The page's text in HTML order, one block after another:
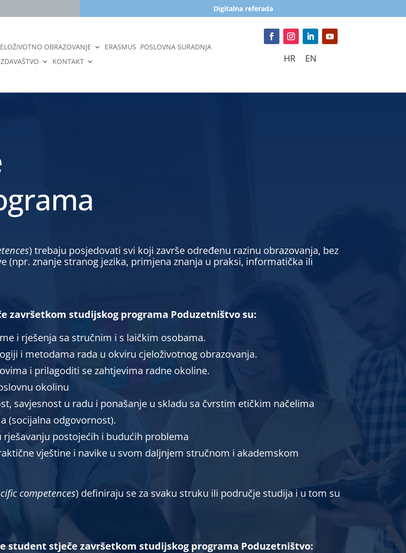
Digitalna referada
OBRAZOVANJE ERASMUS POSLOVNA SURADNJA
KONTAKT HR EN
) trebaju posjedovati svi koji završe određenu razinu obrazovanja, bez
(npr. znanje stranog jezika, primjena znanja u praksi, informatička ili
završetkom studijskog programa Poduzetništvo su:
i rješenja sa stručnim i s laičkim osobama.
i metodama rada u okviru cjeloživotnog obrazovanja.
i prilagoditi se zahtjevima radne okoline.
okolinu
savjesnost u radu i ponašanje u skladu sa čvrstim etičkim načelima
(socijalna odgovornost).
rješavanju postojećih i budućih problema
vještine i navike u svom daljnjem stručnom i akademskom
competences) definiraju se za svaku struku ili područje studija i u tom su
student stječe završetkom studijskog programa Poduzetništvo: